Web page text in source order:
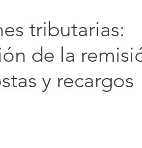
Energética
Capacitación
tributarias:
de la
y recargos